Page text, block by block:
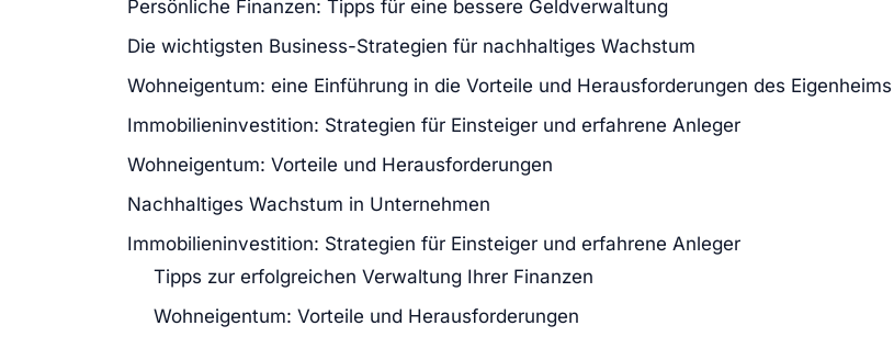
Persönliche Finanzen: Tipps für eine bessere Geldverwaltung
Die wichtigsten Business-Strategien für nachhaltiges Wachstum
Wohneigentum: eine Einführung in die Vorteile und Herausforderungen des Eigenheims
Immobilieninvestition: Strategien für Einsteiger und erfahrene Anleger
Wohneigentum: Vorteile und Herausforderungen
Nachhaltiges Wachstum in Unternehmen
Immobilieninvestition: Strategien für Einsteiger und erfahrene Anleger
Tipps zur erfolgreichen Verwaltung Ihrer Finanzen
Wohneigentum: Vorteile und Herausforderungen